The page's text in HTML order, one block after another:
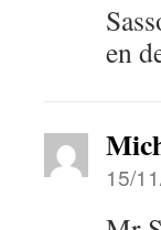
en
15/